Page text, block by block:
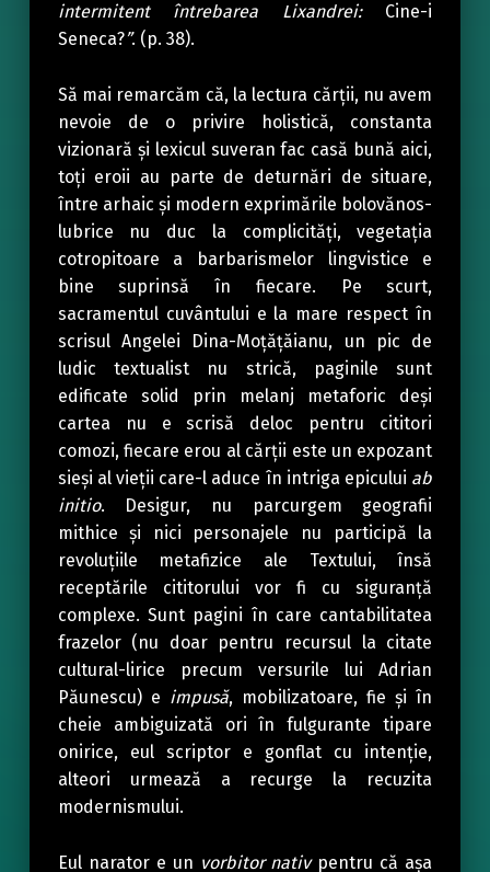
intermitent întrebarea Lixandrei: Cine-i
Seneca?”. (p. 38).
Să mai remarcăm că, la lectura cărții, nu avem
nevoie de o privire holistică, constanta
vizionară și lexicul suveran fac casă bună aici,
toți eroii au parte de deturnări de situare,
între arhaic și modern exprimările bolovănos-
lubrice nu duc la complicități, vegetația
cotropitoare a barbarismelor lingvistice e
bine suprinsă în fiecare. Pe scurt,
sacramentul cuvântului e la mare respect în
scrisul Angelei Dina-Moțățăianu, un pic de
ludic textualist nu strică, paginile sunt
edificate solid prin melanj metaforic deși
cartea nu e scrisă deloc pentru cititori
comozi, fiecare erou al cărții este un expozant
sieși al vieții care-l aduce în intriga epicului ab
initio. Desigur, nu parcurgem geografii
mithice și nici personajele nu participă la
revoluțiile metafizice ale Textului, însă
receptările cititorului vor fi cu siguranță
complexe. Sunt pagini în care cantabilitatea
frazelor (nu doar pentru recursul la citate
cultural-lirice precum versurile lui Adrian
Păunescu) e impusă, mobilizatoare, fie și în
cheie ambiguizată ori în fulgurante tipare
onirice, eul scriptor e gonflat cu intenție,
alteori urmează a recurge la recuzita
modernismului.
Eul narator e un vorbitor nativpentru că așa